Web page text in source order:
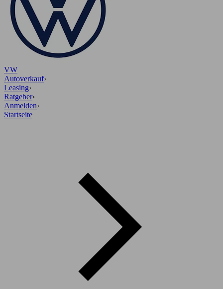
VW
Autoverkauf›
Leasing›
Ratgeber›
Anmelden›
Startseite